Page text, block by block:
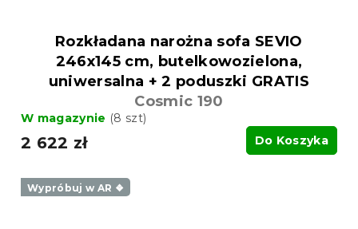
Rozkładana narożna sofa SEVIO
246x145 cm, butelkowozielona,
uniwersalna + 2 poduszki GRATIS
Cosmic 190
W magazynie (8 szt)
2 622 zł Do Koszyka
Wypróbuj w AR ❖